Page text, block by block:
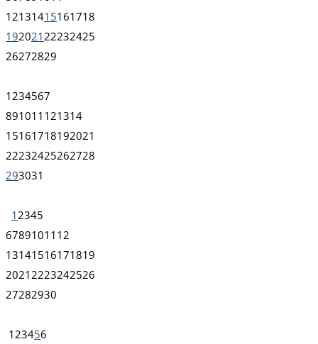
12131415161718
192021 22232425
26272829
1 234567
891011 121314
15161718192021
22232425262728
293031
1 2345
67891011 12
13141516171819
2021 2223242526
27282930
1 23456